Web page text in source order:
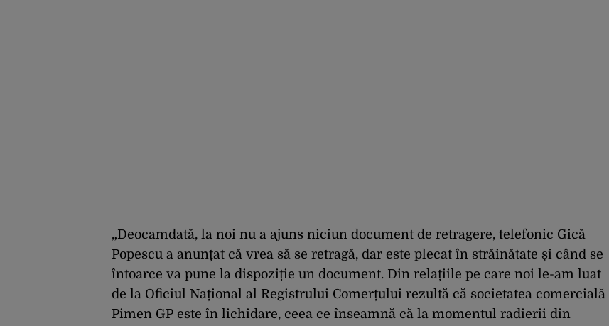
„Deocamdată, la noi nu a ajuns niciun document de retragere, telefonic Gică
Popescu a anunțat că vrea să se retragă, dar este plecat în străinătate și când se
întoarce va pune la dispoziție un document. Din relațiile pe care noi le-am luat
de la Oficiul Național al Registrului Comerțului rezultă că societatea comercială
Pimen GP este în lichidare, ceea ce înseamnă că la momentul radierii din